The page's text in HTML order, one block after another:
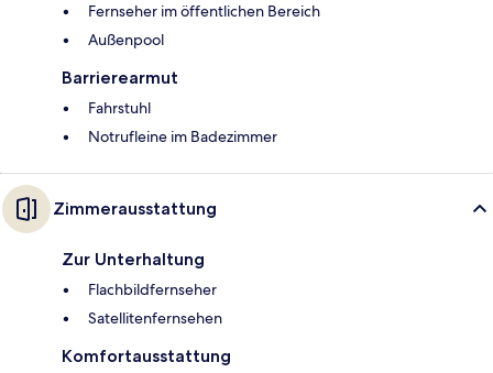
Fernseher im öffentlichen Bereich
Außenpool
Barrierearmut
Fahrstuhl
Notrufleine im Badezimmer
Zimmerausstattung
Zur Unterhaltung
Flachbildfernseher
Satellitenfernsehen
Komfortausstattung